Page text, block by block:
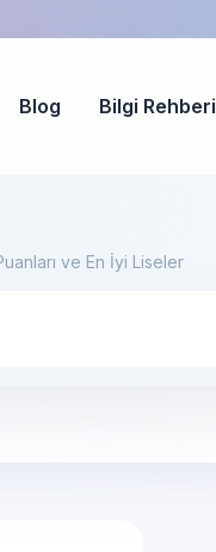
Blog Bilgi Rehberi
ve En İyi Liseler